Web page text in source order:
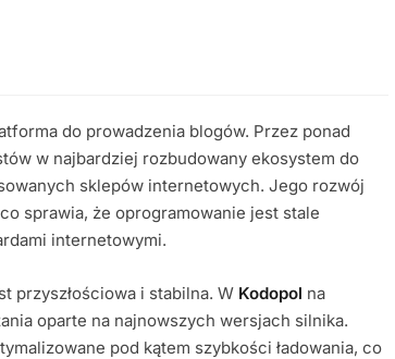
do prowadzenia blogów. Przez ponad
w najbardziej rozbudowany ekosystem do
sklepów internetowych. Jego rozwój
sprawia, że oprogramowanie jest stale
internetowymi.
przyszłościowa i stabilna. W Kodopol na
oparte na najnowszych wersjach silnika.
pod kątem szybkości ładowania, co